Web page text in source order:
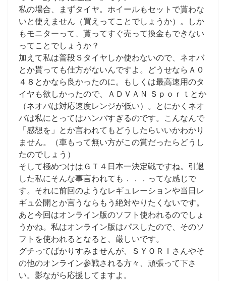
私の場合、まずタイヤ。ホイールもセットで貰わな
いと使えません（買えってことでしょうか）。しか
もモニターって、貰ってすぐ売って換金もできない
ってことでしょうか？
加えて私は普段Ｓタイヤしか使わないので、ネオバ
とか貰っても仕方がないんですよ。どうせならＡ０
４８とかなら良かったのに。もしくは最高速用のタ
イヤも欲しかったので、ＡＤＶＡＮ Ｓｐｏｒｔとか
（ネオバは対応速度レンジが低い）。とにかくネオ
バは私にとってはハンパすぎるのです。こんなんで
「感想を」とか言われてもどうしたらいいかわかり
ません。（車もって無い方がこの賞だったらどうし
たのでしょう）
そして極めつけはＧＴ４日本一決定戦ですね。引退
した私にそんな事言われても．．．ってな感じで
す。それに前回のようなレギュレーションや当日レ
ギュ公開とか言うならもう絶対やりたくないです。
あと今回はオンライン版のソフト使われるのでしょ
うかね。私はオンライン版はパスしたので、そのソ
フトを使われるとなると、厳しいです。
グチってばかりすみませんが、ＳＹＯＲＩさんやそ
の他のオンライン参戦される方々、頑張って下さ
い。影ながら応援してますよ。